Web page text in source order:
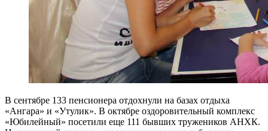
В сентябре 133 пенсионера отдохнули на базах отдыха
«Ангара» и «Утулик». В октябре оздоровительный комплекс
«Юбилейный» посетили еще 111 бывших тружеников АНХК.